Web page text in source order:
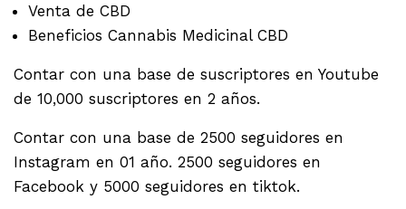
Venta de CBD
Beneficios Cannabis Medicinal CBD
Contar con una base de suscriptores en Youtube
de 10,000 suscriptores en 2 años.
Contar con una base de 2500 seguidores en
Instagram en 01 año. 2500 seguidores en
Facebook y 5000 seguidores en tiktok.